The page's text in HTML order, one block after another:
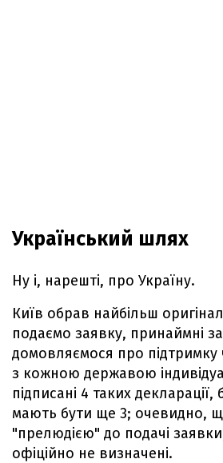
Український шлях
Ну і, нарешті, про Україну.
Київ обрав найбільш
подаємо заявку, принаймні
домовляємося про підтримку
з кожною державою
підписані 4 таких
мають бути ще 3; очевидно,
"прелюдією" до подачі
офіційно не визначені.